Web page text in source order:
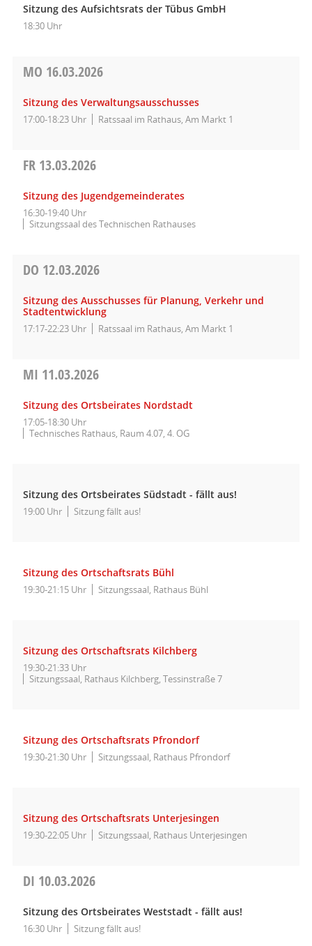
Sitzung des Aufsichtsrats der Tübus GmbH
18:30 Uhr
MO 16.03.2026
Sitzung des Verwaltungsausschusses
17:00-18:23 Uhr Ratssaal im Rathaus, Am Markt 1
FR 13.03.2026
Sitzung des Jugendgemeinderates
16:30-19:40 Uhr
Sitzungssaal des Technischen Rathauses
DO 12.03.2026
Sitzung des Ausschusses für Planung, Verkehr und
Stadtentwicklung
17:17-22:23 Uhr Ratssaal im Rathaus, Am Markt 1
MI 11.03.2026
Sitzung des Ortsbeirates Nordstadt
17:05-18:30 Uhr
Technisches Rathaus, Raum 4.07, 4. OG
Sitzung des Ortsbeirates Südstadt - fällt aus!
19:00 Uhr Sitzung fällt aus!
Sitzung des Ortschaftsrats Bühl
19:30-21:15 Uhr Sitzungssaal, Rathaus Bühl
Sitzung des Ortschaftsrats Kilchberg
19:30-21:33 Uhr
Sitzungssaal, Rathaus Kilchberg, Tessinstraße 7
Sitzung des Ortschaftsrats Pfrondorf
19:30-21:30 Uhr Sitzungssaal, Rathaus Pfrondorf
Sitzung des Ortschaftsrats Unterjesingen
19:30-22:05 Uhr Sitzungssaal, Rathaus Unterjesingen
DI 10.03.2026
Sitzung des Ortsbeirates Weststadt - fällt aus!
16:30 Uhr Sitzung fällt aus!